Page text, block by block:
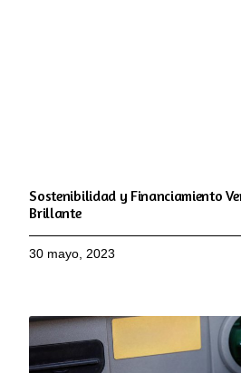
Sostenibilidad y Financiamiento
Brillante
30 mayo, 2023